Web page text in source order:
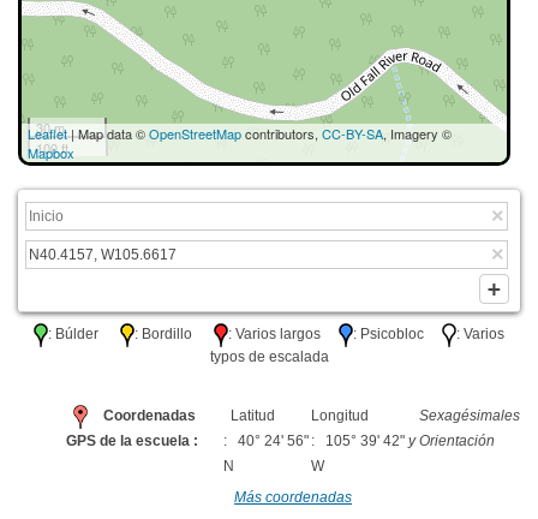
30 m
100 ft
Leaflet| Map data ©OpenStreetMapcontributors, CC-BY-SA, Imagery ©
Mapbox
: Búlder : Bordillo : Varios largos : Psicobloc
: Varios
typos de escalada
Coordenadas
GPS de la escuela :
Latitud
: 40° 24' 56"
N
Longitud
: 105° 39' 42"
W
Sexagésimales
y Orientación
Más coordenadas